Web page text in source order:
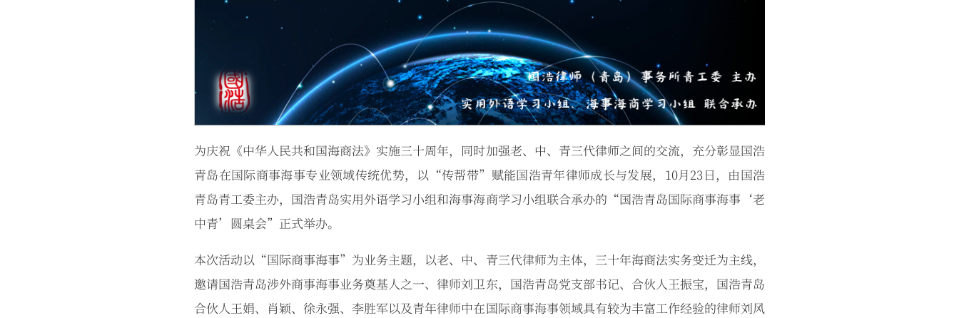
为庆祝《中华人民共和国海商法》实施三十周年，同时加强老、中、青三代律师之间的交流，充分彰显国浩
青岛在国际商事海事专业领域传统优势，以“传帮带”赋能国浩青年律师成长与发展，10月23日，由国浩
青岛青工委主办，国浩青岛实用外语学习小组和海事海商学习小组联合承办的“国浩青岛国际商事海事‘老
中青’圆桌会”正式举办。
本次活动以“国际商事海事”为业务主题，以老、中、青三代律师为主体，三十年海商法实务变迁为主线，
邀请国浩青岛涉外商事海事业务奠基人之一、律师刘卫东，国浩青岛党支部书记、合伙人王振宝，国浩青岛
合伙人王娟、肖颖、徐永强、李胜军以及青年律师中在国际商事海事领域具有较为丰富工作经验的律师刘风